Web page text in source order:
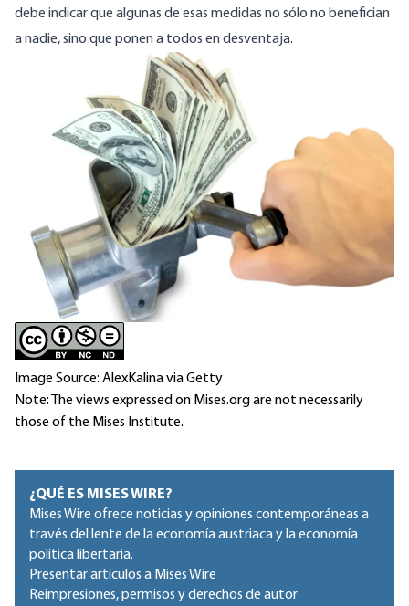
debe indicar que algunas de esas medidas no sólo no benefician
a nadie, sino que ponen a todos en desventaja.
Image Source: AlexKalina via Getty
Note: The views expressed on Mises.org are not necessarily
those of the Mises Institute.
¿QUÉ ES MISES WIRE?
Mises Wire ofrece noticias y opiniones contemporáneas a
través del lente de la economía austriaca y la economía
política libertaria.
Presentar artículos a Mises Wire
Reimpresiones, permisos y derechos de autor